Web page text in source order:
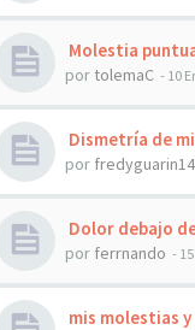
Molestia
por tolemaC - 10
Dismetría de
por fredyguarin14
Dolor debajo
por ferrnando -
mis molestias